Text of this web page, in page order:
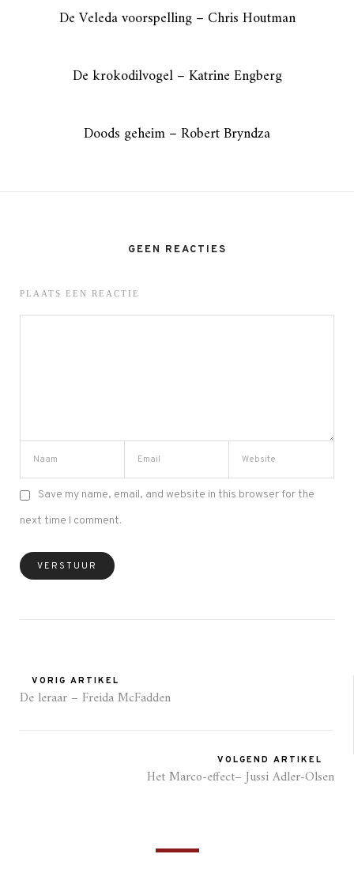
De Veleda voorspelling – Chris Houtman
De krokodilvogel – Katrine Engberg
Doods geheim – Robert Bryndza
GEEN REACTIES
PLAATS EEN REACTIE
Save my name, email, and website in this browser for the
next time I comment.
VORIG ARTIKEL
De leraar – Freida McFadden
VOLGEND ARTIKEL
Het Marco-effect– Jussi Adler-Olsen